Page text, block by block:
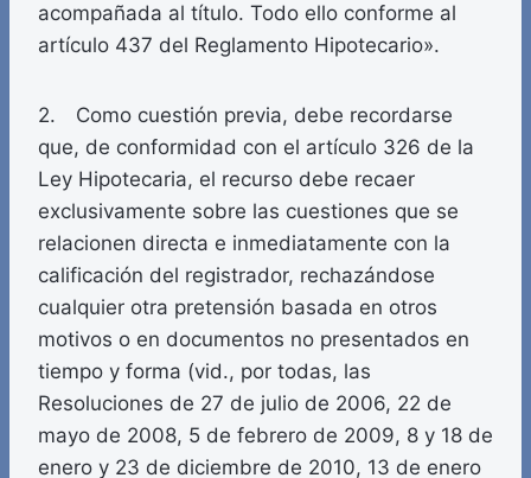
acompañada al título. Todo ello conforme al
artículo 437 del Reglamento Hipotecario».
2. Como cuestión previa, debe recordarse
que, de conformidad con el artículo 326 de la
Ley Hipotecaria, el recurso debe recaer
exclusivamente sobre las cuestiones que se
relacionen directa e inmediatamente con la
calificación del registrador, rechazándose
cualquier otra pretensión basada en otros
motivos o en documentos no presentados en
tiempo y forma (vid., por todas, las
Resoluciones de 27 de julio de 2006, 22 de
mayo de 2008, 5 de febrero de 2009, 8 y 18 de
enero y 23 de diciembre de 2010, 13 de enero